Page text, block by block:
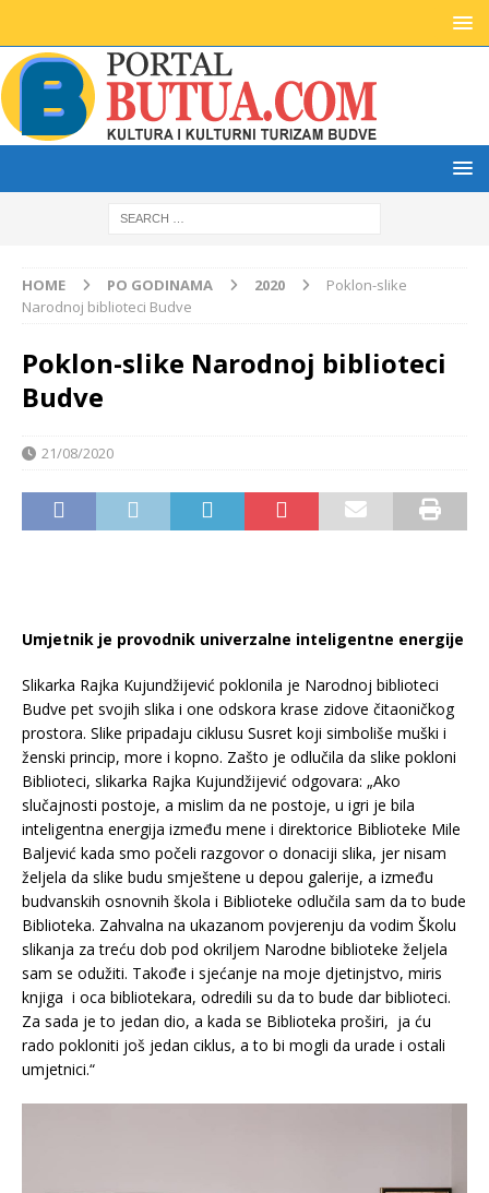
HOME PO GODINAMA 2020
Poklon-slike
Narodnoj biblioteci Budve
Poklon-slike Narodnoj biblioteci
Budve
21/08/2020
Umjetnik je provodnik univerzalne inteligentne energije
Slikarka Rajka Kujundžijević poklonila je Narodnoj biblioteci
Budve pet svojih slika i one odskora krase zidove čitaoničkog
prostora. Slike pripadaju ciklusu Susret koji simboliše muški i
ženski princip, more i kopno. Zašto je odlučila da slike pokloni
Biblioteci, slikarka Rajka Kujundžijević odgovara: „Ako
slučajnosti postoje, a mislim da ne postoje, u igri je bila
inteligentna energija između mene i direktorice Biblioteke Mile
Baljević kada smo počeli razgovor o donaciji slika, jer nisam
željela da slike budu smještene u depou galerije, a između
budvanskih osnovnih škola i Biblioteke odlučila sam da to bude
Biblioteka. Zahvalna na ukazanom povjerenju da vodim Školu
slikanja za treću dob pod okriljem Narodne biblioteke željela
sam se odužiti. Takođe i sjećanje na moje djetinjstvo, miris
knjiga i oca bibliotekara, odredili su da to bude dar biblioteci.
Za sada je to jedan dio, a kada se Biblioteka proširi, ja ću
rado pokloniti još jedan ciklus, a to bi mogli da urade i ostali
umjetnici.“